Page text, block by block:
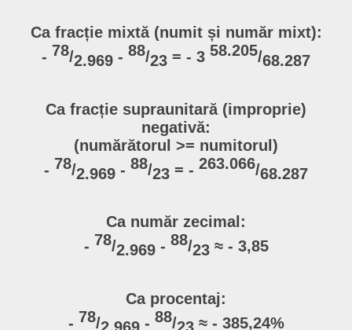
Ca fracție mixtă (numit și număr mixt):
- 78/2.969 - 88/23 = - 3 58.205/68.287
Ca fracție supraunitară (improprie)
negativă:
(numărătorul >= numitorul)
- 78/2.969 - 88/23 = - 263.066/68.287
Ca număr zecimal:
- 78/2.969- 88/23 ≈ - 3,85
Ca procentaj:
- 78/ - 88/ ≈ - 385,24%